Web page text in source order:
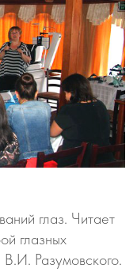
глаз. Читает
глазных
Разумовского.